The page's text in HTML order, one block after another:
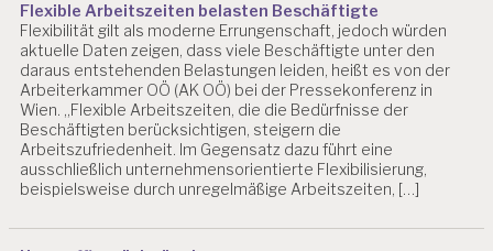
H
EI
T
A
R
B
EI
T
S
Flexible Arbeitszeiten belasten Beschäftigte
Flexibilität gilt als moderne Errungenschaft, jedoch würden
aktuelle Daten zeigen, dass viele Beschäftigte unter den
daraus entstehenden Belastungen leiden, heißt es von der
Arbeiterkammer OÖ (AK OÖ) bei der Pressekonferenz in
Wien. „Flexible Arbeitszeiten, die die Bedürfnisse der
Beschäftigten berücksichtigen, steigern die
Arbeitszufriedenheit. Im Gegensatz dazu führt eine
ausschließlich unternehmensorientierte Flexibilisierung,
beispielsweise durch unregelmäßige Arbeitszeiten, […]